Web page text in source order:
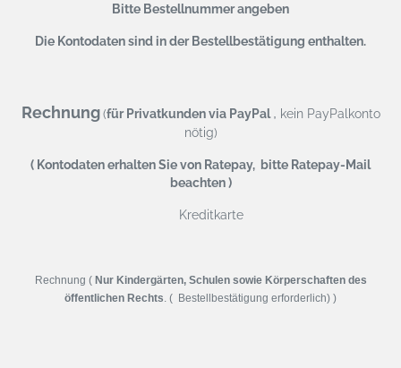
Bitte Bestellnummer angeben
Die Kontodaten sind in der Bestellbestätigung enthalten.
Rechnung (für Privatkunden via PayPal, kein PayPalkonto
nötig)
( Kontodaten erhalten Sie von Ratepay, bitte Ratepay-Mail
beachten )
Kreditkarte
Rechnung ( Nur Kindergärten, Schulen sowie Körperschaften des
öffentlichen Rechts . ( Bestellbestätigung erforderlich) )